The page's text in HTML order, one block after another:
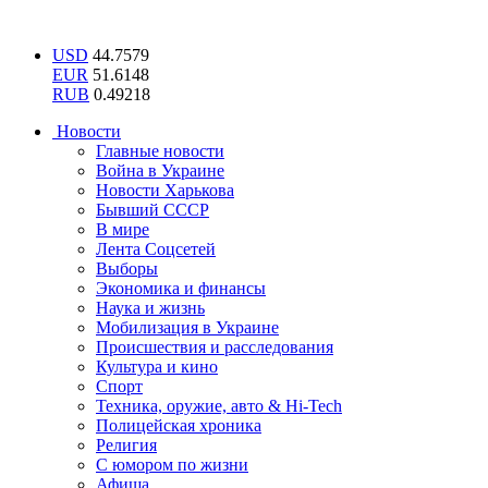
USD 44.7579
EUR 51.6148
RUB 0.49218
Новости
Главные новости
Война в Украине
Новости Харькова
Бывший СССР
В мире
Лента Соцсетей
Выборы
Экономика и финансы
Наука и жизнь
Мобилизация в Украине
Происшествия и расследования
Культура и кино
Спорт
Техника, оружие, авто & Hi-Tech
Полицейская хроника
Религия
С юмором по жизни
Афиша